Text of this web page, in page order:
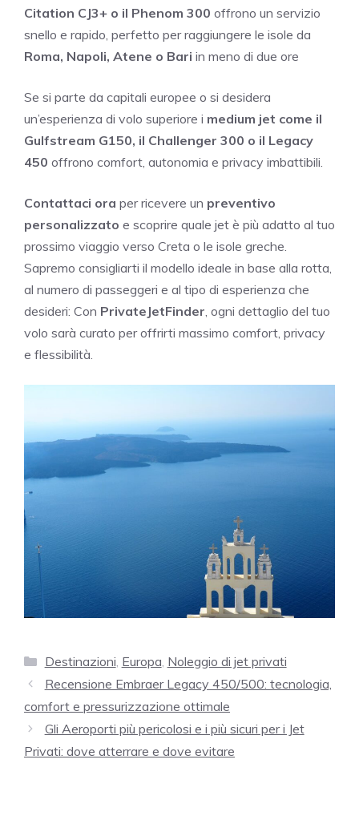
Citation CJ3+ o il Phenom 300 offrono un servizio
snello e rapido, perfetto per raggiungere le isole da
Roma, Napoli, Atene o Bari in meno di due ore
Se si parte da capitali europee o si desidera
un’esperienza di volo superiore i medium jet come il
Gulfstream G150, il Challenger 300 o il Legacy
450 offrono comfort, autonomia e privacy imbattibili.
Contattaci ora per ricevere un preventivo
personalizzato e scoprire quale jet è più adatto al tuo
prossimo viaggio verso Creta o le isole greche.
Sapremo consigliarti il modello ideale in base alla rotta,
al numero di passeggeri e al tipo di esperienza che
desideri: Con PrivateJetFinder , ogni dettaglio del tuo
volo sarà curato per offrirti massimo comfort, privacy
e flessibilità.
Categorie
Destinazioni Europa Noleggio di jet privati
Recensione Embraer Legacy 450/500: tecnologia,
comfort e pressurizzazione ottimale
Gli Aeroporti più pericolosi e i più sicuri per i Jet
Privati: dove atterrare e dove evitare